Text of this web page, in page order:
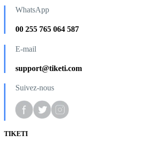
WhatsApp
00 255 765 064 587
E-mail
support@tiketi.com
Suivez-nous
TIKETI